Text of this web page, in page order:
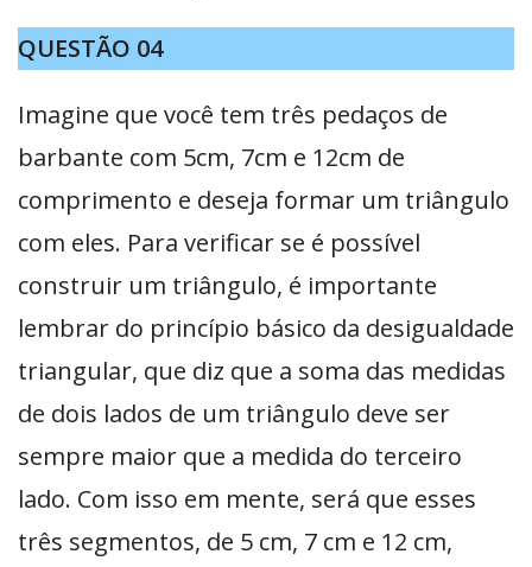
QUESTÃO 04
Imagine que você tem três pedaços de
barbante com 5cm, 7cm e 12cm de
comprimento e deseja formar um triângulo
com eles. Para verificar se é possível
construir um triângulo, é importante
lembrar do princípio básico da desigualdade
triangular, que diz que a soma das medidas
de dois lados de um triângulo deve ser
sempre maior que a medida do terceiro
lado. Com isso em mente, será que esses
três segmentos, de 5 cm, 7 cm e 12 cm,